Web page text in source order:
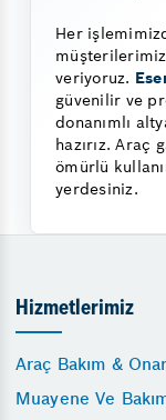
Her
veriyoruz.
güvenilir ve
donanımlı
hazırız. Araç
ömürlü
yerdesiniz.
Hizmetlerimiz
Araç Bakım &
Muayene Ve